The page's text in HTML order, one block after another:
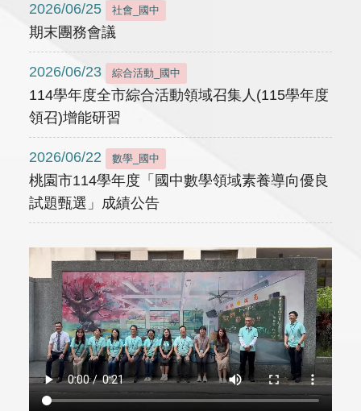
2026/06/25 社會_國中
期末團務會議
2026/06/23 綜合活動_國中
114學年度全市綜合活動領域召集人(115學年度
領召)增能研習
2026/06/22 數學_國中
桃園市114學年度「國中數學領域素養導向優良
試題甄選」成績公告